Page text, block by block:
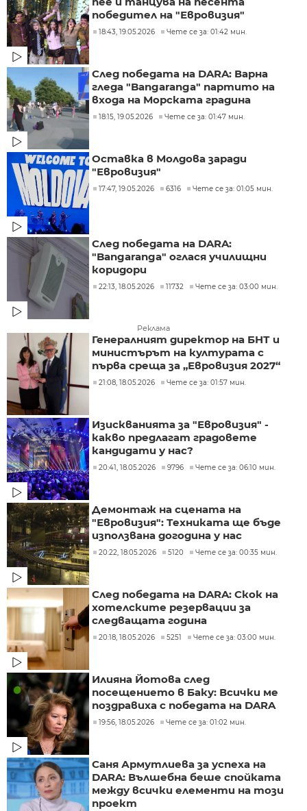
победител на "Евровизия"
18:43, 19.05.2026 Чете се за: 01:42 мин.
След победата на DARA: Варна
гледа "Bangaranga" партито на
входа на Морската градина
18:15, 19.05.2026 Чете се за: 01:47 мин.
Оставка в Молдова заради
"Евровизия"
17:47, 19.05.2026 6316 Чете се за: 01:05 мин.
След победата на DARA:
"Bangaranga" оглася училищни
коридори
22:13, 18.05.2026 11732 Чете се за: 03:00 мин.
Реклама
Генералният директор на БНТ и
министърът на културата с
първа среща за „Евровизия 2027“
21:08, 18.05.2026 Чете се за: 01:57 мин.
Изискванията за "Евровизия" -
какво предлагат градовете
кандидати у нас?
20:41, 18.05.2026 9796 Чете се за: 06:10 мин.
Демонтаж на сцената на
"Евровизия": Техниката ще бъде
използвана догодина у нас
20:22, 18.05.2026 5120 Чете се за: 00:35 мин.
След победата на DARA: Скок на
хотелските резервации за
следващата година
20:18, 18.05.2026 5251 Чете се за: 03:00 мин.
Илияна Йотова след
посещението в Баку: Всички ме
поздравиха с победата на DARA
19:56, 18.05.2026 Чете се за: 01:02 мин.
Саня Армутлиева за успеха на
DARA: Вълшебна беше спойката
между всички елементи на този
проект